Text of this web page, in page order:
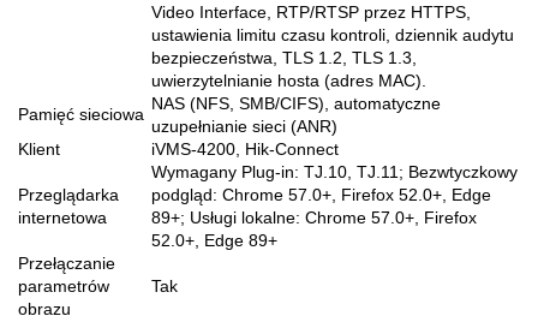
Video Interface, RTP/RTSP przez HTTPS,
ustawienia limitu czasu kontroli, dziennik audytu
bezpieczeństwa, TLS 1.2, TLS 1.3,
uwierzytelnianie hosta (adres MAC).
Pamięć sieciowa
NAS (NFS, SMB/CIFS), automatyczne
uzupełnianie sieci (ANR)
Klient
iVMS-4200, Hik-Connect
Przeglądarka
internetowa
Wymagany Plug-in: TJ.10, TJ.11; Bezwtyczkowy
podgląd: Chrome 57.0+, Firefox 52.0+, Edge
89+; Usługi lokalne: Chrome 57.0+, Firefox
52.0+, Edge 89+
Przełączanie
parametrów
obrazu
Tak